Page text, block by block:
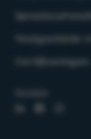
Veelgestelde
Certificeringen